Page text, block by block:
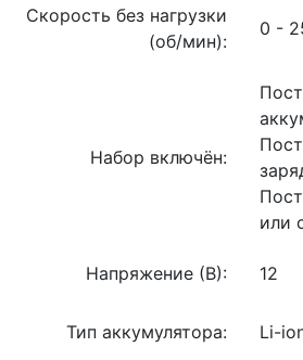
Скорость без нагрузки
(об/мин):
0 -
Набор включён:
или
Напряжение (В): 12
Тип аккумулятора: Li-